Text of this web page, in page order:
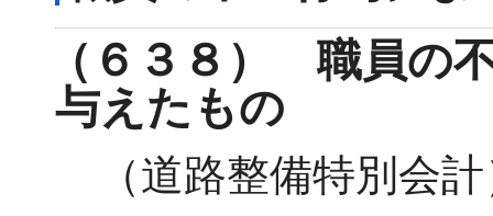
（６３８） 職員の
与えたもの
（道路整備特別会計